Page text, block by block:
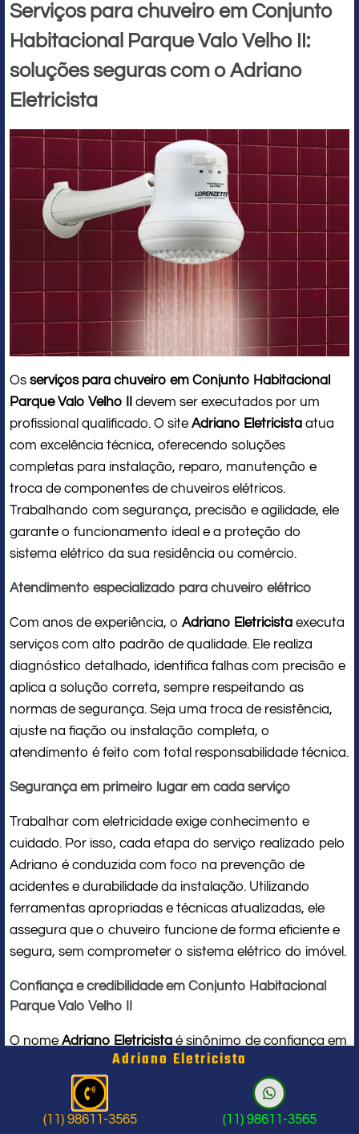
Serviços para chuveiro em Conjunto
Habitacional Parque Valo Velho II:
soluções seguras com o Adriano
Eletricista
Os serviços para chuveiro em Conjunto Habitacional
Parque Valo Velho II
devem ser executados por um
profissional qualificado. O site Adriano Eletricista atua
com excelência técnica, oferecendo soluções
completas para instalação, reparo, manutenção e
troca de componentes de chuveiros elétricos.
Trabalhando com segurança, precisão e agilidade, ele
garante o funcionamento ideal e a proteção do
sistema elétrico da sua residência ou comércio.
Atendimento especializado para chuveiro elétrico
Com anos de experiência, o Adriano Eletricista executa
serviços com alto padrão de qualidade. Ele realiza
diagnóstico detalhado, identifica falhas com precisão e
aplica a solução correta, sempre respeitando as
normas de segurança. Seja uma troca de resistência,
ajuste na fiação ou instalação completa, o
atendimento é feito com total responsabilidade técnica.
Segurança em primeiro lugar em cada serviço
Trabalhar com eletricidade exige conhecimento e
cuidado. Por isso, cada etapa do serviço realizado pelo
Adriano é conduzida com foco na prevenção de
acidentes e durabilidade da instalação. Utilizando
ferramentas apropriadas e técnicas atualizadas, ele
assegura que o chuveiro funcione de forma eficiente e
segura, sem comprometer o sistema elétrico do imóvel.
Confiança e credibilidade em Conjunto Habitacional
Parque Valo Velho II
O nome Adriano Eletricista é sinônimo de confiança em
Conjunto Habitacional Parque Valo Velho II. Seu
compromisso com a qualidade e a satisfação do
cliente o torna uma referência local em
serviços para
chuveiro elétrico. Ao contratar seus serviços, você
Adriano Eletricista
(11) 98611-3565 (11) 98611-3565